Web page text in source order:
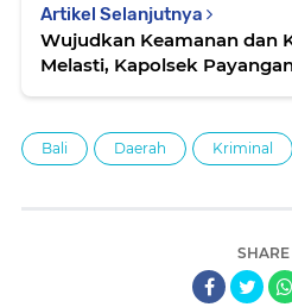
Artikel Selanjutnya
Wujudkan Keamanan dan
Melasti, Kapolsek
Bali Daerah Kriminal
SHARE